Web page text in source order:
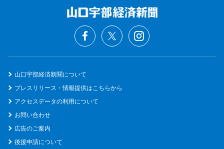
山口宇部経済新聞について
プレスリリース・情報提供はこちらから
アクセスデータの利用について
お問い合わせ
広告のご案内
後援申請について